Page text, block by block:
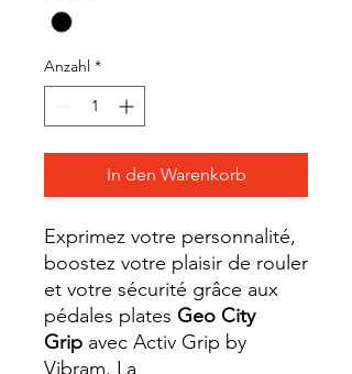
Anzahl *
In den Warenkorb
Exprimez votre personnalité,
boostez votre plaisir de rouler
et votre sécurité grâce aux
pédales plates Geo City
Grip avec Activ Grip by
Vibram. La